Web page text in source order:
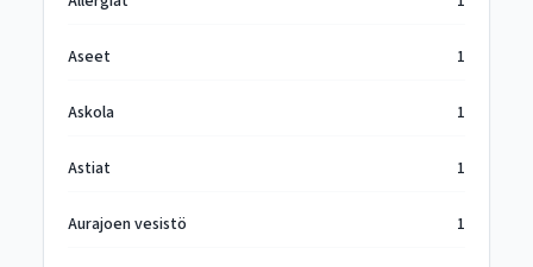
Aseet 1
Askola 1
Astiat 1
Aurajoen vesistö 1